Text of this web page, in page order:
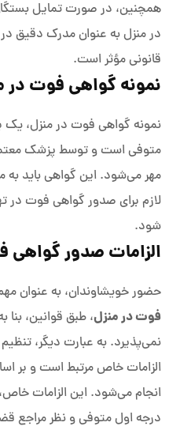
همچنین، در صورت تمایل
در منزل به عنوان مدرک دقیق در
قانونی مؤثر است.
نمونه گواهی فوت در
نمونه گواهی فوت در منزل،
متوفی است و توسط پزشک
مهر می‌شود. این گواهی باید به
لازم برای صدور گواهی فوت در
شود.
الزامات صدور گواهی
حضور خویشاوندان، به عنوان
فوت در منزل، طبق قوانین، بنا
نمی‌پذیرد. به عبارت دیگر،
الزامات خاص مرتبط است و بر
انجام می‌شود. این الزامات
درجه اول متوفی و نظر مراجع